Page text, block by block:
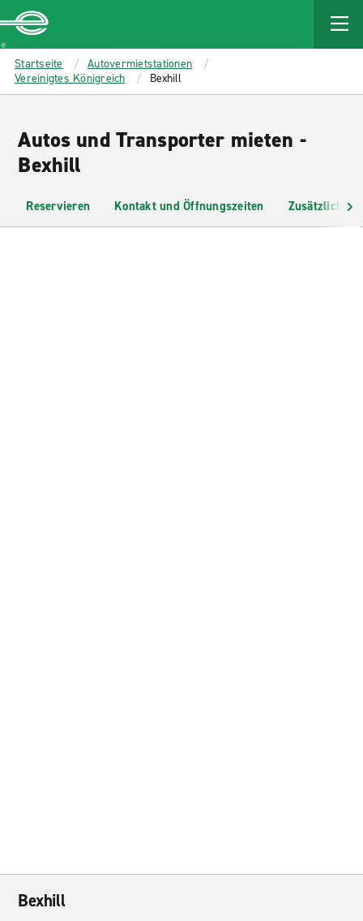
MAIN
CONTENT
Enterprise
Startseite
Autovermietstationen
Vereinigtes Königreich
Bexhill
Autos und Transporter mieten -
Bexhill
Reservieren Kontakt und Öffnungszeiten Zusätzliche
Bexhill